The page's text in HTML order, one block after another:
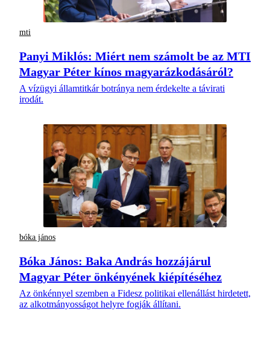
mti
Panyi Miklós: Miért nem számolt be az MTI
Magyar Péter kínos magyarázkodásáról?
A vízügyi államtitkár botránya nem érdekelte a távirati
irodát.
bóka jános
Bóka János: Baka András hozzájárul
Magyar Péter önkényének kiépítéséhez
Az önkénnyel szemben a Fidesz politikai ellenállást hirdetett,
az alkotmányosságot helyre fogják állítani.